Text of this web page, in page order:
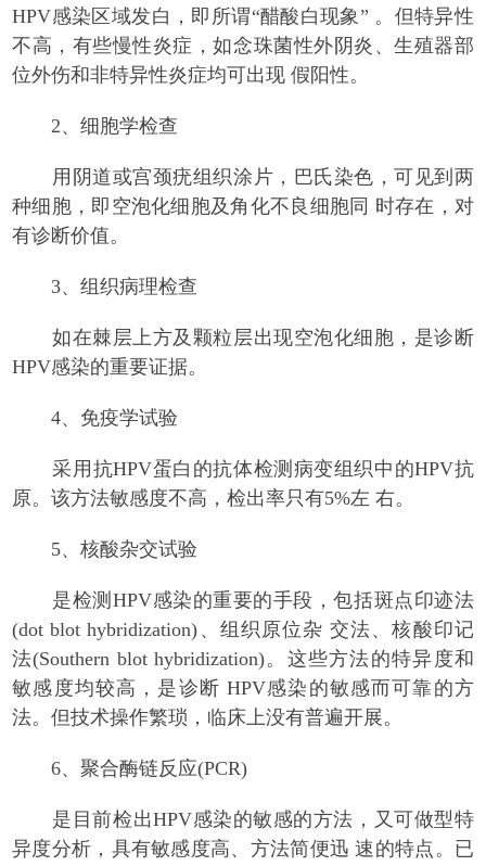
HPV感染区域发白，即所谓“醋酸白现象” 。但特异性
不高，有些慢性炎症，如念珠菌性外阴炎、生殖器部
位外伤和非特异性炎症均可出现 假阳性。
2、细胞学检查
用阴道或宫颈疣组织涂片，巴氏染色，可见到两
种细胞，即空泡化细胞及角化不良细胞同 时存在，对
有诊断价值。
3、组织病理检查
如在棘层上方及颗粒层出现空泡化细胞，是诊断
HPV感染的重要证据。
4、免疫学试验
采用抗HPV蛋白的抗体检测病变组织中的HPV抗
原。该方法敏感度不高，检出率只有5%左 右。
5、核酸杂交试验
是检测HPV感染的重要的手段，包括斑点印迹法
(dot blot hybridization)、组织原位杂 交法、核酸印记
法(Southern blot hybridization)。这些方法的特异度和
敏感度均较高，是诊断 HPV感染的敏感而可靠的方
法。但技术操作繁琐，临床上没有普遍开展。
6、聚合酶链反应(PCR)
是目前检出HPV感染的敏感的方法，又可做型特
异度分析，具有敏感度高、方法简便迅 速的特点。已